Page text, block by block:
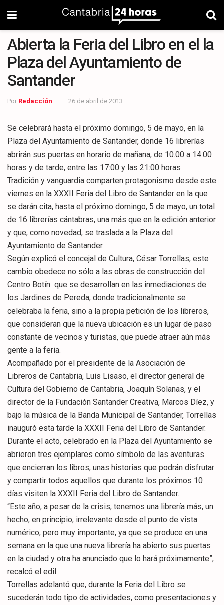
Abierta la Feria del Libro en el la
Plaza del Ayuntamiento de
Santander
Por Redacción 26 de abril de 2013
Se celebrará hasta el próximo domingo, 5 de mayo, en la
Plaza del Ayuntamiento de Santander, donde 16 librerías
abrirán sus puertas en horario de mañana, de 10.00 a 14:00
horas y de tarde, entre las 17:00 y las 21:00 horas
Tradición y vanguardia comparten protagonismo desde este
viernes en la XXXII Feria del Libro de Santander en la que
se darán cita, hasta el próximo domingo, 5 de mayo, un total
de 16 librerías cántabras, una más que en la edición anterior
y que, como novedad, se traslada a la Plaza del
Ayuntamiento de Santander.
Según explicó el concejal de Cultura, César Torrellas, este
cambio obedece no sólo a las obras de construcción del
Centro Botín que se desarrollan en las inmediaciones de
los Jardines de Pereda, donde tradicionalmente se
celebraba la feria, sino a la propia petición de los libreros,
que consideran que la nueva ubicación es un lugar de paso
constante de vecinos y turistas, que puede atraer aún más
gente a la feria.
Acompañado por el presidente de la Asociación de
Libreros de Cantabria, Luis Lisaso, el director general de
Cultura del Gobierno de Cantabria, Joaquín Solanas, y el
director de la Fundación Santander Creativa, Marcos Díez, y
bajo la música de la Banda Municipal de Santander, Torrellas
inauguró esta tarde la XXXII Feria del Libro de Santander.
Durante el acto, celebrado en la Plaza del Ayuntamiento se
abrieron tres ejemplares como símbolo de las aventuras
que encierran los libros, unas historias que podrán disfrutar
y compartir todos aquellos que durante los próximos 10
días visiten la XXXII Feria del Libro de Santander.
“Este año, a pesar de la crisis, tenemos una librería más, un
hecho, en principio, irrelevante desde el punto de vista
numérico, pero muy importante, ya que se produce en una
semana en la que una nueva librería ha abierto sus puertas
en la ciudad y otra ha anunciado que lo hará próximamente”,
recalcó el edil.
Torrellas adelantó que, durante la Feria del Libro se
sucederán todo tipo de actividades, como presentaciones y